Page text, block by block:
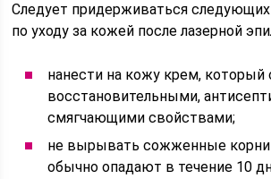
Следует придерживаться
по уходу за кожей после лазерной
нанести на кожу крем, который
восстановительными,
смягчающими свойствами;
не вырывать сожженные корни
обычно опадают в течение 10